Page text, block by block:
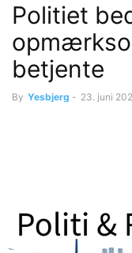
Politiet
betjente
By Yesbjerg - 23. juni